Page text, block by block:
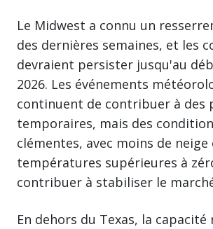
Le Midwest a connu un
des dernières semaines, et les
devraient persister jusqu'au
2026. Les événements
continuent de contribuer à des
temporaires, mais des
clémentes, avec moins de neige
températures supérieures à
contribuer à stabiliser le
En dehors du Texas, la capacité